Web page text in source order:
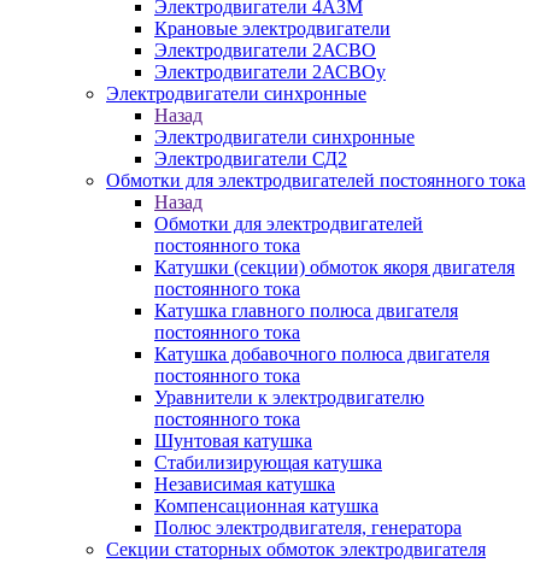
Электродвигатели 4АЗМ
Крановые электродвигатели
Электродвигатели 2АСВО
Электродвигатели 2АСВОу
Электродвигатели синхронные
Назад
Электродвигатели синхронные
Электродвигатели СД2
Обмотки для электродвигателей постоянного тока
Назад
Обмотки для электродвигателей
постоянного тока
Катушки (секции) обмоток якоря двигателя
постоянного тока
Катушка главного полюса двигателя
постоянного тока
Катушка добавочного полюса двигателя
постоянного тока
Уравнители к электродвигателю
постоянного тока
Шунтовая катушка
Стабилизирующая катушка
Независимая катушка
Компенсационная катушка
Полюс электродвигателя, генератора
Секции статорных обмоток электродвигателя